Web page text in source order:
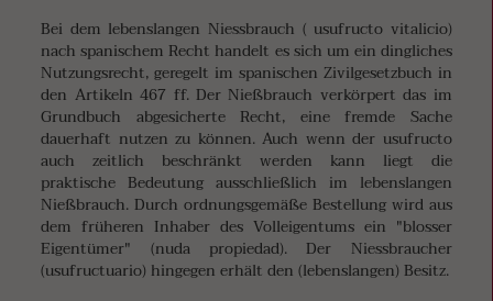
Bei dem lebenslangen Niessbrauch ( usufructo vitalicio)
nach spanischem Recht handelt es sich um ein dingliches
Nutzungsrecht, geregelt im spanischen Zivilgesetzbuch in
den Artikeln 467 ff. Der Nießbrauch verkörpert das im
Grundbuch abgesicherte Recht, eine fremde Sache
dauerhaft nutzen zu können. Auch wenn der usufructo
auch zeitlich beschränkt werden kann liegt die
praktische Bedeutung ausschließlich im lebenslangen
Nießbrauch. Durch ordnungsgemäße Bestellung wird aus
dem früheren Inhaber des Volleigentums ein "blosser
Eigentümer" (nuda propiedad). Der Niessbraucher
(usufructuario) hingegen erhält den (lebenslangen) Besitz.